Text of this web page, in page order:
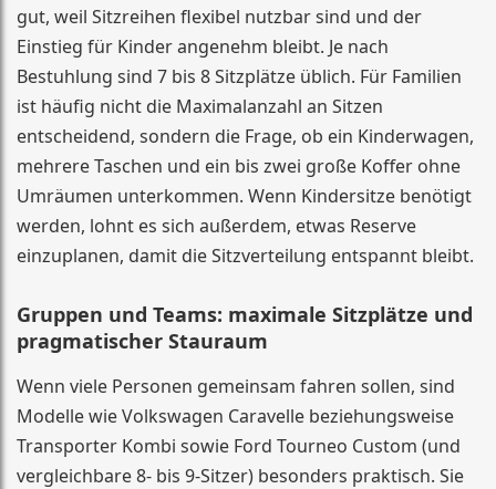
gut, weil Sitzreihen flexibel nutzbar sind und der
Einstieg für Kinder angenehm bleibt. Je nach
Bestuhlung sind 7 bis 8 Sitzplätze üblich. Für Familien
ist häufig nicht die Maximalanzahl an Sitzen
entscheidend, sondern die Frage, ob ein Kinderwagen,
mehrere Taschen und ein bis zwei große Koffer ohne
Umräumen unterkommen. Wenn Kindersitze benötigt
werden, lohnt es sich außerdem, etwas Reserve
einzuplanen, damit die Sitzverteilung entspannt bleibt.
Gruppen und Teams: maximale Sitzplätze und
pragmatischer Stauraum
Wenn viele Personen gemeinsam fahren sollen, sind
Modelle wie Volkswagen Caravelle beziehungsweise
Transporter Kombi sowie Ford Tourneo Custom (und
vergleichbare 8- bis 9-Sitzer) besonders praktisch. Sie